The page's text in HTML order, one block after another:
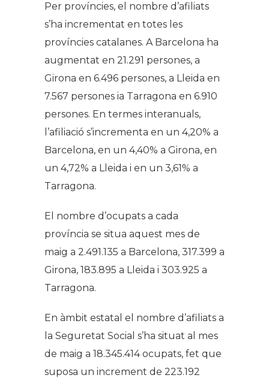
Per províncies, el nombre d’afiliats
s’ha incrementat en totes les
províncies catalanes. A Barcelona ha
augmentat en 21.291 persones, a
Girona en 6.496 persones, a Lleida en
7.567 persones ia Tarragona en 6.910
persones. En termes interanuals,
l’afiliació s’incrementa en un 4,20% a
Barcelona, en un 4,40% a Girona, en
un 4,72% a Lleida i en un 3,61% a
Tarragona.
El nombre d’ocupats a cada
província se situa aquest mes de
maig a 2.491.135 a Barcelona, 317.399 a
Girona, 183.895 a Lleida i 303.925 a
Tarragona.
En àmbit estatal el nombre d’afiliats a
la Seguretat Social s’ha situat al mes
de maig a 18.345.414 ocupats, fet que
suposa un increment de 223.192